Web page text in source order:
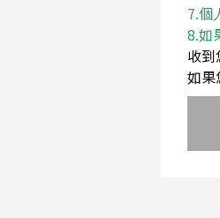
7.個
8.如
收
如果